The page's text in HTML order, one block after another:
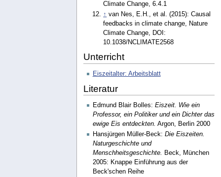
Climate Change, 6.4.1
↑ van Nes, E.H., et al. (2015): Causal
feedbacks in climate change, Nature
Climate Change, DOI:
10.1038/NCLIMATE2568
Unterricht
Eiszeitalter: Arbeitsblatt
Literatur
Edmund Blair Bolles: Eiszeit. Wie ein
Professor, ein Politiker und ein Dichter das
ewige Eis entdeckten. Argon, Berlin 2000
Hansjürgen Müller-Beck: Die Eiszeiten.
Naturgeschichte und
Menschheitsgeschichte.
Beck, München
2005: Knappe Einführung aus der
Beck'schen Reihe